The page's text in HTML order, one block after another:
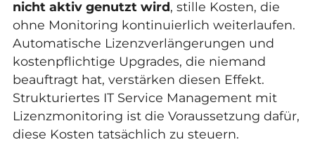
nicht aktiv genutzt wird, stille Kosten, die
ohne Monitoring kontinuierlich weiterlaufen.
Automatische Lizenzverlängerungen und
kostenpflichtige Upgrades, die niemand
beauftragt hat, verstärken diesen Effekt.
Strukturiertes IT Service Managementmit
Lizenzmonitoring ist die Voraussetzung dafür,
diese Kosten tatsächlich zu steuern.